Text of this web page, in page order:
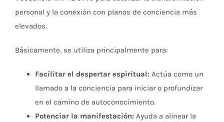
personal y la conexión con planos de conciencia más
elevados.
Básicamente, se utiliza principalmente para:
Facilitar el despertar espiritual: Actúa como un
llamado a la conciencia para iniciar o profundizar
en el camino de autoconocimiento.
Potenciar la manifestación: Ayuda a alinear la